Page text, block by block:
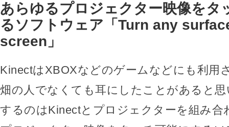
あらゆるプロジェクター映像をタ
るソフトウェア「Turn any
screen」
KinectはXBOXなどのゲームなどにも利用
畑の人でなくても耳にしたことがあると
するのはKinectとプロジェクターを組み合